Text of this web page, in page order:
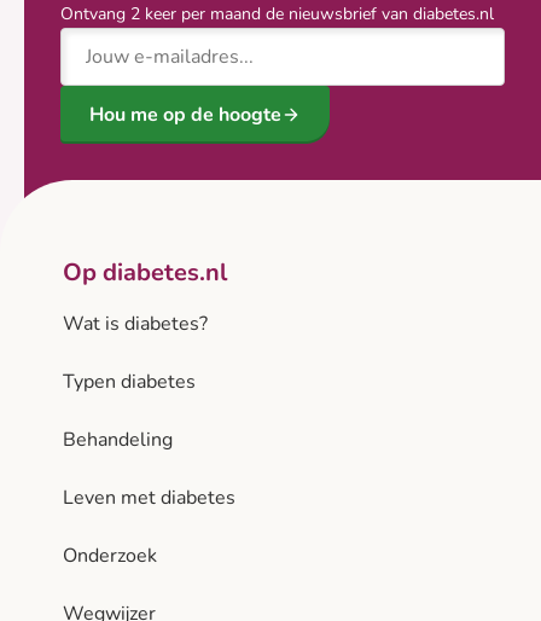
Ontvang 2 keer per maand de nieuwsbrief van diabetes.nl
E-mailadres
Hou me op de hoogte
Op diabetes.nl
Wat is diabetes?
Typen diabetes
Behandeling
Leven met diabetes
Onderzoek
Wegwijzer